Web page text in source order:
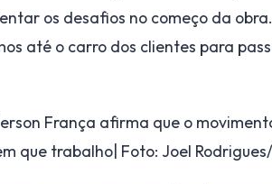
os desafios no começo da
até o carro dos clientes para
França afirma que o
que trabalho| Foto: Joel